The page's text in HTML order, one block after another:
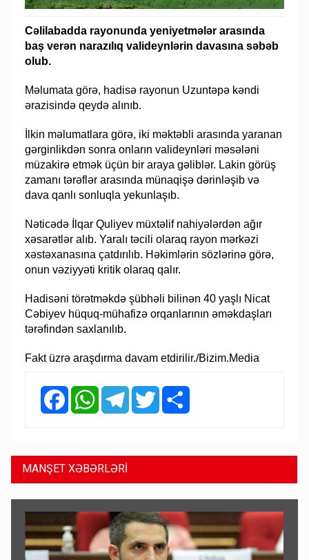
Cəlilabadda rayonunda yeniyetmələr arasında
baş verən narazılıq valideynlərin davasına səbəb
olub.
Məlumata görə, hadisə rayonun Uzuntəpə kəndi
ərazisində qeydə alınıb.
İlkin məlumatlara görə, iki məktəbli arasında yaranan
gərginlikdən sonra onların valideynləri məsələni
müzakirə etmək üçün bir araya gəliblər. Lakin görüş
zamanı tərəflər arasında münaqişə dərinləşib və
dava qanlı sonluqla yekunlaşıb.
Nəticədə İlqar Quliyev müxtəlif nahiyələrdən ağır
xəsarətlər alıb. Yaralı təcili olaraq rayon mərkəzi
xəstəxanasına çatdırılıb. Həkimlərin sözlərinə görə,
onun vəziyyəti kritik olaraq qalır.
Hadisəni törətməkdə şübhəli bilinən 40 yaşlı Nicat
Cəbiyev hüquq-mühafizə orqanlarının əməkdaşları
tərəfindən saxlanılıb.
Fakt üzrə araşdırma davam etdirilir./Bizim.Media
FacebookWhatsAppTelegramTwitter
MANŞET XƏBƏRLƏRİ